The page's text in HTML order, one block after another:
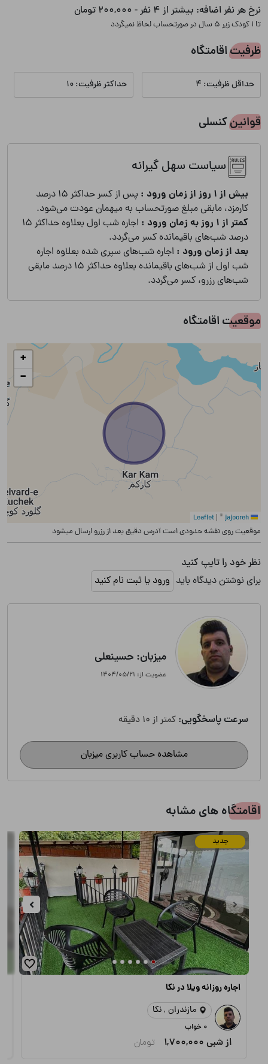
نرخ هر نفر اضافه: بیشتر از 4 نفر - 200,000 تومان
تا 1 کودک زیر 5 سال در صورتحساب لحاظ نمیگردد
ظرفیت اقامتگاه
حداقل ظرفیت: 4 حداکثر ظرفیت: 10
قوانین کنسلی
سیاست سهل گیرانه
بیش از 1 روز از زمان ورود :
پس از کسر حداکثر 15 درصد
کارمزد، مابقی مبلغ صورتحساب به میهمان عودت می‌شود.
کمتر از 1 روز به زمان ورود :
اجاره شب اول بعلاوه حداکثر 15
درصد شب‌های باقیمانده کسر می‌گردد.
بعد از زمان ورود : اجاره شب‌های سپری شده بعلاوه اجاره
شب اول از شب‌های باقیمانده بعلاوه حداکثر 15 درصد مابقی
شب‌های رزرو، کسر می‌گردد.
موقعیت اقامتگاه
+
−
| © jajooreh
موقعیت روی نقشه حدودی است آدرس دقیق بعد از رزرو ارسال میشود
نظر خود را تایپ کنید
برای نوشتن دیدگاه باید ورود یا ثبت نام کنید
میزبان: حسینعلی
عضویت از: ۱۴۰۴/۰۵/۲۱
سرعت پاسخگویی: کمتر از 10 دقیقه
مشاهده حساب کاربری میزبان
اقامتگاه های مشابه
جدید
اجاره روزانه ویلا در نکا
مازندران , نکا
0 خواب
از شبی 1,700,000 تومان